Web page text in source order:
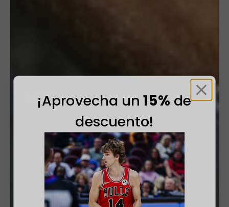
¡Aprovecha un15% de
descuento!